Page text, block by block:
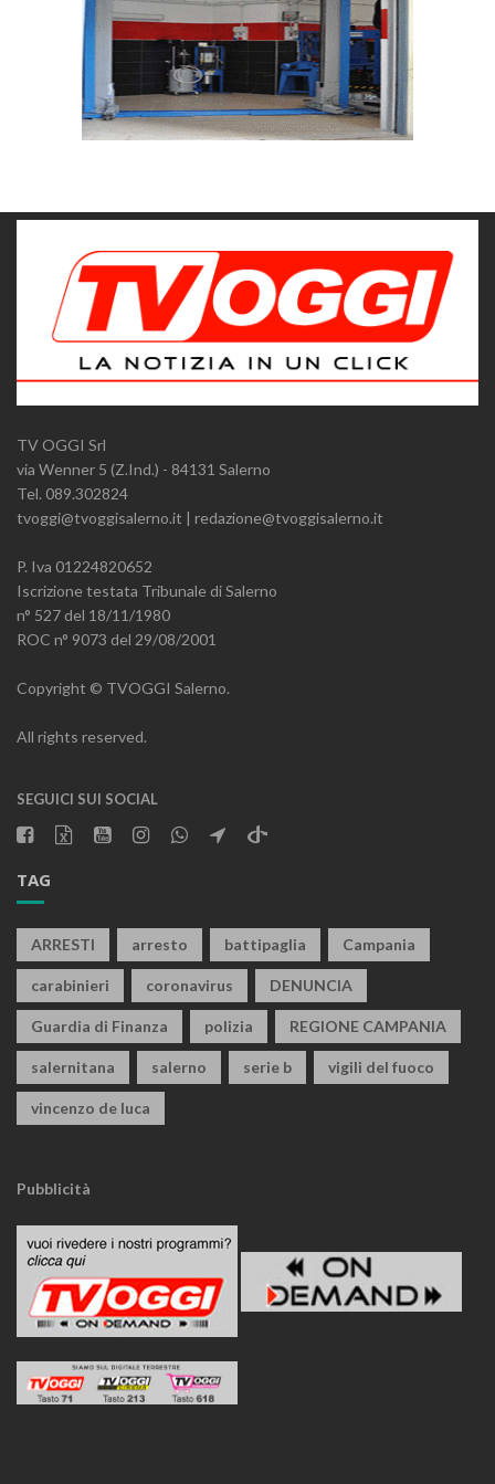
TV OGGI Srl
via Wenner 5 (Z.Ind.) - 84131 Salerno
Tel. 089.302824
tvoggi@tvoggisalerno.it | redazione@tvoggisalerno.it
P. Iva 01224820652
Iscrizione testata Tribunale di Salerno
n° 527 del 18/11/1980
ROC n° 9073 del 29/08/2001
Copyright © TVOGGI Salerno.
All rights reserved.
SEGUICI SUI SOCIAL
TAG
ARRESTI arresto battipaglia Campania
carabinieri coronavirus DENUNCIA
Guardia di Finanza polizia REGIONE CAMPANIA
salernitana salerno serie b vigili del fuoco
vincenzo de luca
Pubblicità